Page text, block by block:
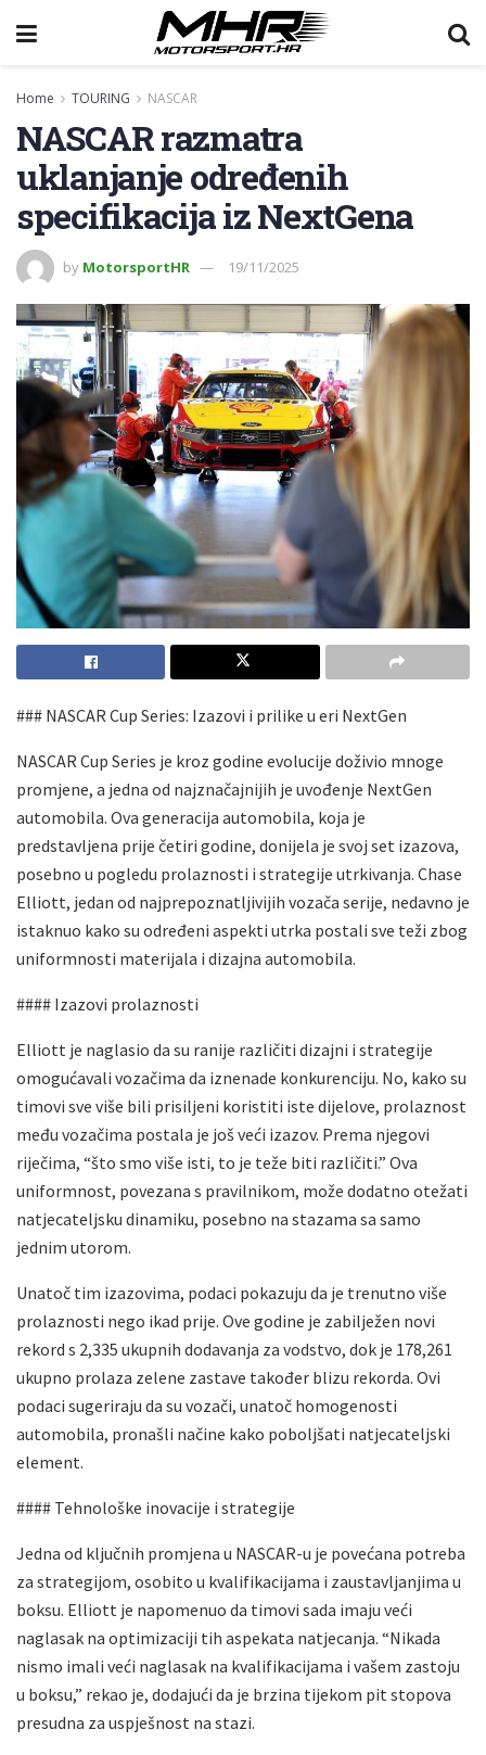
Home TOURING NASCAR
NASCAR razmatra
uklanjanje određenih
specifikacija iz NextGena
by MotorsportHR 19/11/2025
### NASCAR Cup Series: Izazovi i prilike u eri NextGen
NASCAR Cup Series je kroz godine evolucije doživio mnoge
promjene, a jedna od najznačajnijih je uvođenje NextGen
automobila. Ova generacija automobila, koja je
predstavljena prije četiri godine, donijela je svoj set izazova,
posebno u pogledu prolaznosti i strategije utrkivanja. Chase
Elliott, jedan od najprepoznatljivijih vozača serije, nedavno je
istaknuo kako su određeni aspekti utrka postali sve teži zbog
uniformnosti materijala i dizajna automobila.
#### Izazovi prolaznosti
Elliott je naglasio da su ranije različiti dizajni i strategije
omogućavali vozačima da iznenade konkurenciju. No, kako su
timovi sve više bili prisiljeni koristiti iste dijelove, prolaznost
među vozačima postala je još veći izazov. Prema njegovi
riječima, “što smo više isti, to je teže biti različiti.” Ova
uniformnost, povezana s pravilnikom, može dodatno otežati
natjecateljsku dinamiku, posebno na stazama sa samo
jednim utorom.
Unatoč tim izazovima, podaci pokazuju da je trenutno više
prolaznosti nego ikad prije. Ove godine je zabilježen novi
rekord s 2,335 ukupnih dodavanja za vodstvo, dok je 178,261
ukupno prolaza zelene zastave također blizu rekorda. Ovi
podaci sugeriraju da su vozači, unatoč homogenosti
automobila, pronašli načine kako poboljšati natjecateljski
element.
#### Tehnološke inovacije i strategije
Jedna od ključnih promjena u NASCAR-u je povećana potreba
za strategijom, osobito u kvalifikacijama i zaustavljanjima u
boksu. Elliott je napomenuo da timovi sada imaju veći
naglasak na optimizaciji tih aspekata natjecanja. “Nikada
nismo imali veći naglasak na kvalifikacijama i vašem zastoju
u boksu,” rekao je, dodajući da je brzina tijekom pit stopova
presudna za uspješnost na stazi.